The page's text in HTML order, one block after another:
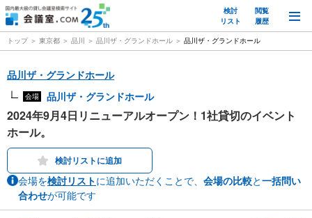
検討
リスト
閲覧
履歴
トップ 東京都 品川 品川ザ・グランドホール 品川ザ・グランドホール
品川ザ・グランドホール
会場 品川ザ・グランドホール
2024年9月4日リニューアルオープン！1社貸切のイベント
ホール。
検討リストに追加
会場を検討リストに追加いただくことで、 会場の比較と一括問い
合わせが可能です